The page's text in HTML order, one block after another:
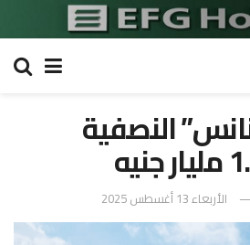
النصفية
الأربعاء 13 أغسطس 2025